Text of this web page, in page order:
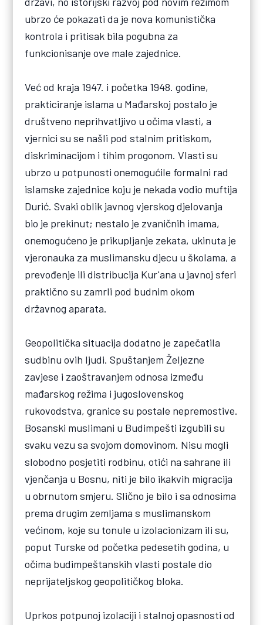
ubrzo će pokazati da je nova komunistička
kontrola i pritisak bila pogubna za
funkcionisanje ove male zajednice.
Već od kraja 1947. i početka 1948. godine,
prakticiranje islama u Mađarskoj postalo je
društveno neprihvatljivo u očima vlasti, a
vjernici su se našli pod stalnim pritiskom,
diskriminacijom i tihim progonom. Vlasti su
ubrzo u potpunosti onemogućile formalni rad
islamske zajednice koju je nekada vodio muftija
Durić. Svaki oblik javnog vjerskog djelovanja
bio je prekinut; nestalo je zvaničnih imama,
onemogućeno je prikupljanje zekata, ukinuta je
vjeronauka za muslimansku djecu u školama, a
prevođenje ili distribucija Kur'ana u javnoj sferi
praktično su zamrli pod budnim okom
državnog aparata.
Geopolitička situacija dodatno je zapečatila
sudbinu ovih ljudi. Spuštanjem Željezne
zavjese i zaoštravanjem odnosa između
mađarskog režima i jugoslovenskog
rukovodstva, granice su postale nepremostive.
Bosanski muslimani u Budimpešti izgubili su
svaku vezu sa svojom domovinom. Nisu mogli
slobodno posjetiti rodbinu, otići na sahrane ili
vjenčanja u Bosnu, niti je bilo ikakvih migracija
u obrnutom smjeru. Slično je bilo i sa odnosima
prema drugim zemljama s muslimanskom
većinom, koje su tonule u izolacionizam ili su,
poput Turske od početka pedesetih godina, u
očima budimpeštanskih vlasti postale dio
neprijateljskog geopolitičkog bloka.
Uprkos potpunoj izolaciji i stalnoj opasnosti od